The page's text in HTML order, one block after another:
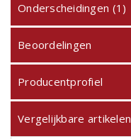
Onderscheidingen (1)
Beoordelingen
Producentprofiel
Vergelijkbare artikelen